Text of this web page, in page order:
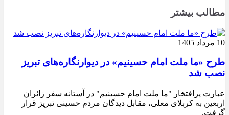
مطالب بیشتر
10 مرداد 1405
طرح «ما ملت امام حسینیم» در دیوارنگاره‌های تبریز
نصب شد
عبارت پرافتخار "ما ملت امام حسینیم" در آستانه سفر زائران
اربعین به کربلای معلی، مقابل دیدگان مردم حسینی تبریز قرار
گرفت.